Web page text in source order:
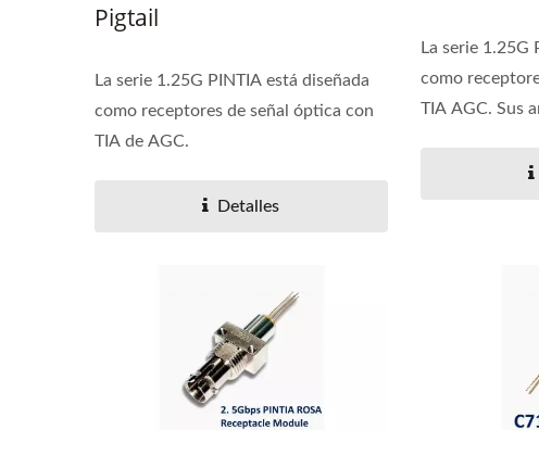
Pigtail
La serie 1.25G PINTIA está diseñada
como receptores de señal óptica con
TIA de AGC.
Detalles
La serie 1.25G
como
TIA AGC. Sus